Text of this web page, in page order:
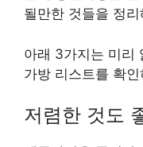
될만한 것들을 정
아래 3가지는 미리
가방 리스트를 확
저렴한 것도